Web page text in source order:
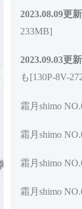
2023.08.09更新
233MB]
2023.09.03更新
も[130P-8V-
霜月shimo
霜月shimo
霜月shimo
霜月shimo